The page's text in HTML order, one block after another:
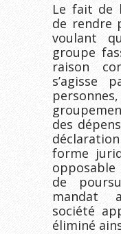
Le fait de
de rendre
voulant
groupe
raison
s’agisse
des
forme
de
mandat
société
éliminé